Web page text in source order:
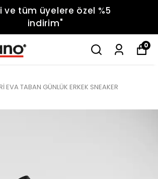
ve tüm üyelere özel %5
indirim"
0
EVA TABAN GÜNLÜK ERKEK SNEAKER